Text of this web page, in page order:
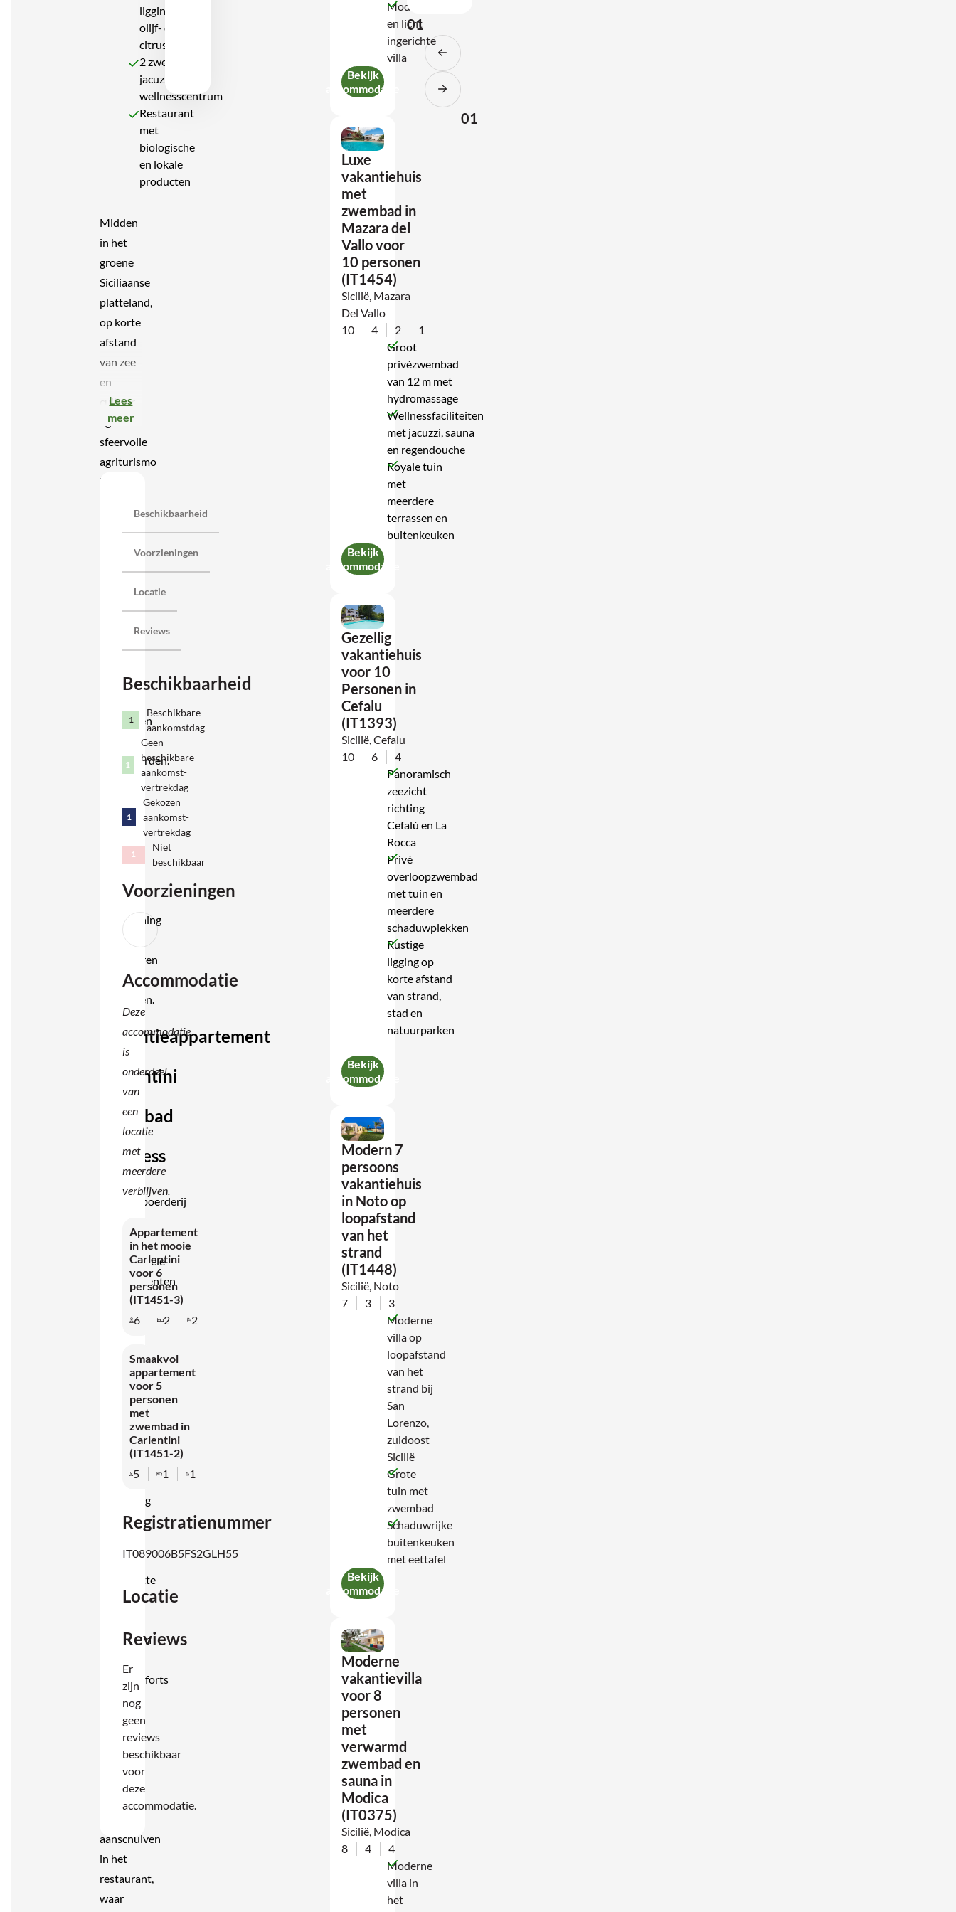
ligging tussen
olijf- en
citrusgaarden
2 zwembaden,
jacuzzi en
wellnesscentrum
Restaurant
met
biologische
en lokale
producten
Midden
in het
groene
Siciliaanse
platteland,
op korte
afstand
van zee
en
cultuur,
ligt deze
sfeervolle
agriturismo
in Oost-
alles om
omringd
olijfbomen
citrusgaarden.
Een fijne
ontspanning
willen
combineren
ontdekken.
Vakantieappartement
Carlentini
met
zwembad
wellness
vakantieboerderij
comfortabele
appartementen
begane
elk met
terras.
inrichting
eenvoudig
met een
kitchenette
maaltijden
basiscomforts
die je
nodig
hebt.
Voor
extra
aanschuiven
in het
restaurant,
waar
Lees
meer
Beschikbaarheid
Voorzieningen
Locatie
Reviews
Beschikbaarheid
1
Beschikbare
aankomstdag
1
Geen
beschikbare
aankomst-
vertrekdag
1
Gekozen
aankomst-
vertrekdag
1
Niet
beschikbaar
Voorzieningen
Accommodatie
Deze
accommodatie
is
onderdeel
van
een
locatie
met
meerdere
verblijven.
Appartement
in het mooie
Carlentini
voor 6
personen
(IT1451-3)
6
2 2
Smaakvol
appartement
voor 5
personen
met
zwembad in
Carlentini
(IT1451-2)
5
1 1
Registratienummer
IT089006B5FS2GLH55
Locatie
Reviews
Er
zijn
nog
geen
reviews
beschikbaar
voor
deze
accommodatie.
Modern
en licht
ingerichte
villa
Bekijk
accommodatie
Luxe
vakantiehuis
met
zwembad in
Mazara del
Vallo voor
10 personen
(IT1454)
Sicilië, Mazara
Del Vallo
10
4 2
1
Groot
privézwembad
van 12 m met
hydromassage
Wellnessfaciliteiten
met jacuzzi, sauna
en regendouche
Royale tuin
met
meerdere
terrassen en
buitenkeuken
Bekijk
accommodatie
Gezellig
vakantiehuis
voor 10
Personen in
Cefalu
(IT1393)
Sicilië, Cefalu
10
6
4
Panoramisch
zeezicht
richting
Cefalù en La
Rocca
Privé
overloopzwembad
met tuin en
meerdere
schaduwplekken
Rustige
ligging op
korte afstand
van strand,
stad en
natuurparken
Bekijk
accommodatie
Modern 7
persoons
vakantiehuis
in Noto op
loopafstand
van het
strand
(IT1448)
Sicilië, Noto
7
3
3
Moderne
villa op
loopafstand
van het
strand bij
San
Lorenzo,
zuidoost
Sicilië
Grote
tuin met
zwembad
Schaduwrijke
buitenkeuken
met eettafel
Bekijk
accommodatie
Moderne
vakantievilla
voor 8
personen
met
verwarmd
zwembad en
sauna in
Modica
(IT0375)
Sicilië, Modica
8
4
4
Moderne
villa in
het
01
01